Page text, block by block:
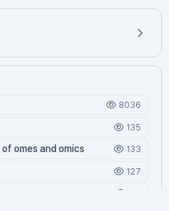
8036
135
omes and omics 133
127